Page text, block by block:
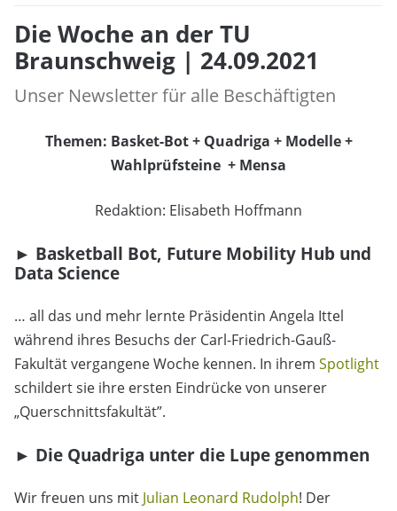
Die Woche an der TU
Braunschweig | 24.09.2021
Unser Newsletter für alle Beschäftigten
Themen: Basket-Bot + Quadriga + Modelle +
Wahlprüfsteine + Mensa
Redaktion: Elisabeth Hoffmann
► Basketball Bot, Future Mobility Hub und
Data Science
… all das und mehr lernte Präsidentin Angela Ittel
während ihres Besuchs der Carl-Friedrich-Gauß-
Fakultät vergangene Woche kennen. In ihrem Spotlight
schildert sie ihre ersten Eindrücke von unserer
„Querschnittsfakultät”.
► Die Quadriga unter die Lupe genommen
Wir freuen uns mit Julian Leonard Rudolph! Der